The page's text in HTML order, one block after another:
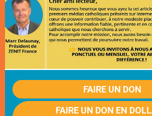
FAIRE UN DON
FAIRE UN DON EN